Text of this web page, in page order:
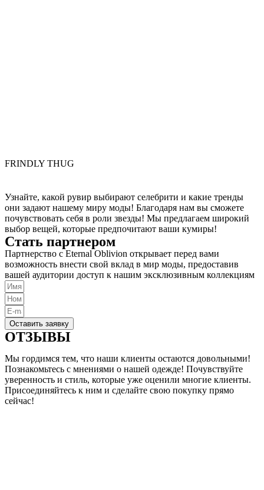
FRINDLY THUG
Узнайте, какой рувир выбирают селебрити и какие тренды
они задают нашему миру моды! Благодаря нам вы сможете
почувствовать себя в роли звезды! Мы предлагаем широкий
выбор вещей, которые предпочитают ваши кумиры!
Стать партнером
Партнерство с Eternal Oblivion открывает перед вами
возможность внести свой вклад в мир моды, предоставив
вашей аудитории доступ к нашим эксклюзивным коллекциям
Оставить заявку
ОТЗЫВЫ
Мы гордимся тем, что наши клиенты остаются довольными!
Познакомьтесь с мнениями о нашей одежде! Почувствуйте
уверенность и стиль, которые уже оценили многие клиенты.
Присоединяйтесь к ним и сделайте свою покупку прямо
сейчас!